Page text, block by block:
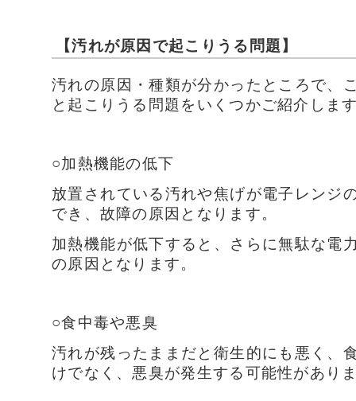
【汚れが原因で起こりうる問題】
汚れの原因・種類が分かったところで、
と起こりうる問題をいくつかご紹介しま
○加熱機能の低下
放置されている汚れや焦げが電子レンジ
でき、故障の原因となります。
加熱機能が低下すると、さらに無駄な電
の原因となります。
○食中毒や悪臭
汚れが残ったままだと衛生的にも悪く、
けでなく、悪臭が発生する可能性があり